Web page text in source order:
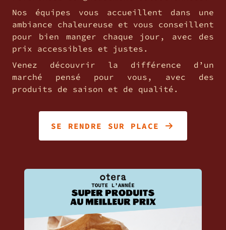
Nos équipes vous accueillent dans une
ambiance chaleureuse et vous conseillent
pour bien manger chaque jour, avec des
prix accessibles et justes.
Venez découvrir la différence d’un
marché pensé pour vous, avec des
produits de saison et de qualité.
SE RENDRE SUR PLACE